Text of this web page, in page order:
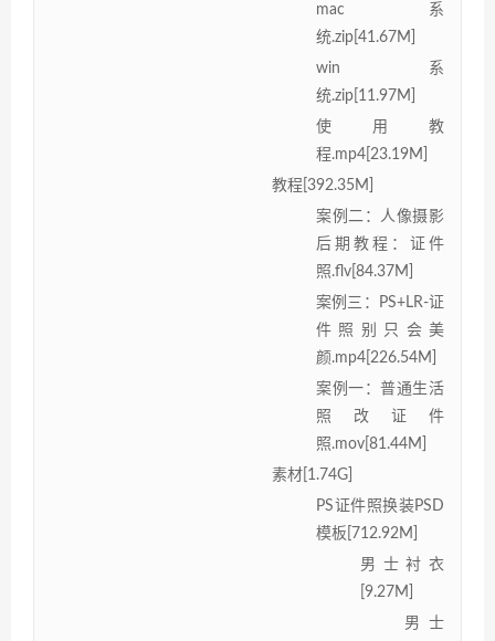
mac系
统.zip[41.67M]
win系
统.zip[11.97M]
使用教
程.mp4[23.19M]
教程[392.35M]
案例二：人像摄影
后期教程：证件
照.flv[84.37M]
案例三：PS+LR-证
件照别只会美
颜.mp4[226.54M]
案例一：普通生活
照改证件
照.mov[81.44M]
素材[1.74G]
PS证件照换装PSD
模板[712.92M]
男士衬衣
[9.27M]
男士